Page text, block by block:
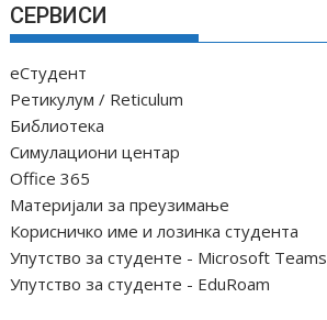
СЕРВИСИ
еСтудент
Ретикулум / Reticulum
Библиотека
Симулациони центар
Office 365
Материјали за преузимање
Корисничко име и лозинка студента
Упутство за студенте - Microsoft Teams
Упутство за студенте - EduRoam